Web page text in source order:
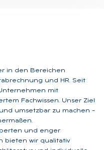
in den Bereichen
und HR. Seit
mit
Fachwissen. Unser Ziel
umsetzbar zu machen –
und enger
bieten wir qualitativ